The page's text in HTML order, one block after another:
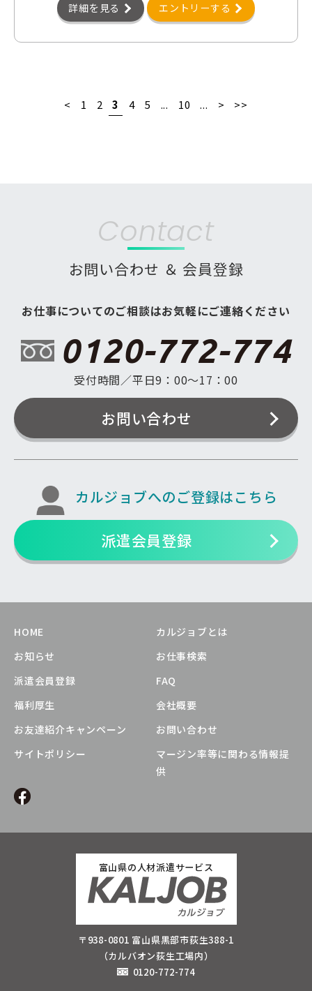
詳細を見る エントリーする
< 1 2 3 4 5 ... 10 ... > >>
Contact
お問い合わせ ＆ 会員登録
お仕事についてのご相談はお気軽にご連絡ください
0120-772-774
受付時間／平日9：00〜17：00
お問い合わせ
カルジョブへのご登録はこちら
派遣会員登録
HOME
カルジョブとは
お知らせ
お仕事検索
派遣会員登録
FAQ
福利厚生
会社概要
お友達紹介キャンペーン
お問い合わせ
サイトポリシー
マージン率等に関わる情報提
供
富山県の人材派遣サービス
〒938-0801 富山県黒部市荻生388-1
（カルバオン荻生工場内）
0120-772-774